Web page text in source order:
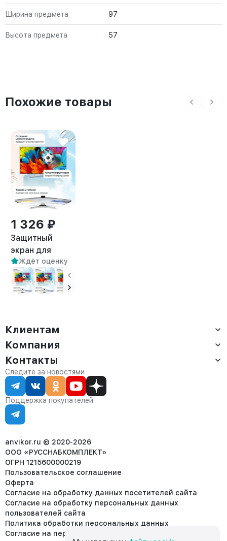
Ширина предмета 97
Высота предмета 57
Похожие товары
1 326 ₽
Защитный
экран для
телевизора 24"
Ждёт оценку
Клиентам
Доставка
Оплата
Сервис
Статус заказа
Статьи
Компания
О компании
Контакты
Партнёрам
Контакты
Отдел продаж:
8 (800) 234-22-62
corp@anvikor.ru
Ежедневно, с 7:00-19:00 (МСК)
Отдел рекламации:
8 (953) 455-25-61
Следите за новостями
Поддержка покупателей
anvikor.ru © 2020-2026
ООО «РУССНАБКОМПЛЕКТ»
ОГРН 1215600000219
Пользовательское соглашение
Оферта
Согласие на обработку данных посетителей сайта
Согласие на обработку персональных данных
пользователей сайта
Политика обработки персональных данных
Согласие на передачу персональных данных третьим